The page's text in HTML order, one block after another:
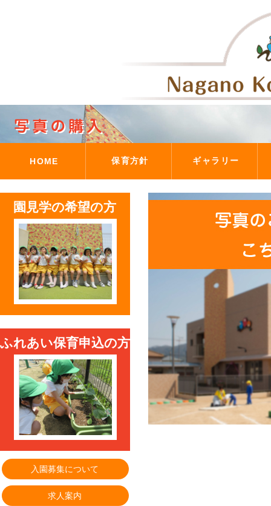
HOME 保育方針
教育方針
園の活動
ギャラリー
クラスの紹介
施設紹介
写真の購入
園見学の希望の方
ふれあい保育申込の方
入園募集について
求人案内